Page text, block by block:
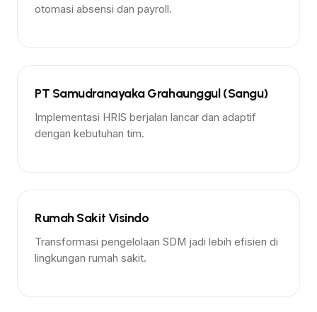
otomasi absensi dan payroll.
PT Samudranayaka Grahaunggul (Sangu)
Implementasi HRIS berjalan lancar dan adaptif
dengan kebutuhan tim.
Rumah Sakit Visindo
Transformasi pengelolaan SDM jadi lebih efisien di
lingkungan rumah sakit.